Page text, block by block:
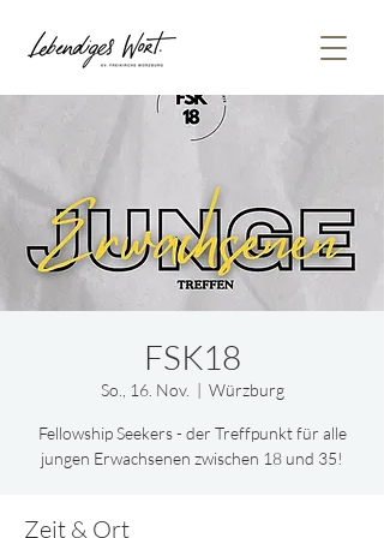
FSK18
So., 16. Nov.
  |
Würzburg
Fellowship Seekers - der Treffpunkt für alle
jungen Erwachsenen zwischen 18 und 35!
Zeit & Ort